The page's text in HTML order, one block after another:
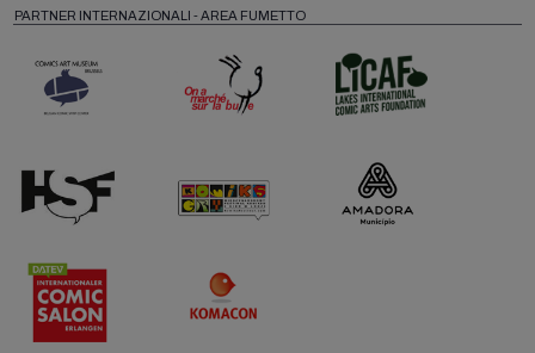
PARTNER INTERNAZIONALI - AREA FUMETTO